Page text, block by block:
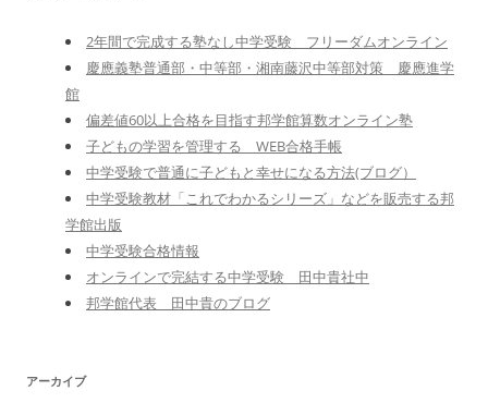
2年間で完成する塾なし中学受験 フリーダムオンライン
慶應義塾普通部・中等部・湘南藤沢中等部対策 慶應進学
館
偏差値60以上合格を目指す邦学館算数オンライン塾
子どもの学習を管理する WEB合格手帳
中学受験で普通に子どもと幸せになる方法(ブログ）
中学受験教材「これでわかるシリーズ」などを販売する邦
学館出版
中学受験合格情報
オンラインで完結する中学受験 田中貴社中
邦学館代表 田中貴のブログ
アーカイブ